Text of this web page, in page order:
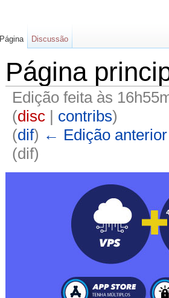
Página
Edição feita às
(disc| contribs)
(dif) ← Edição anterior
(dif)
Página Discussão